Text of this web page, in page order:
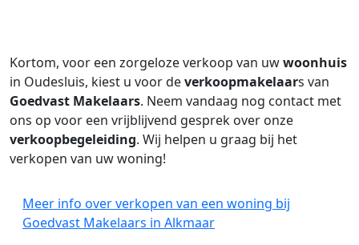
Kortom, voor een zorgeloze verkoop van uwwoonhuis
in Oudesluis, kiest u voor deverkoopmakelaars van
Goedvast Makelaars. Neem vandaag nog contact met
ons op voor een vrijblijvend gesprek over onze
verkoopbegeleiding. Wij helpen u graag bij het
verkopen van uw woning!
Meer info over verkopen van een woning bij
Goedvast Makelaars in Alkmaar